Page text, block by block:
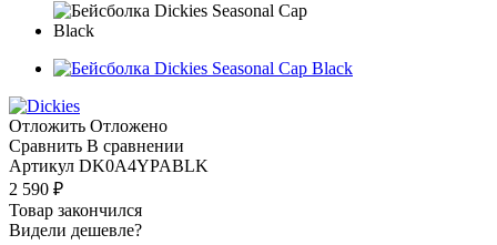
Отложить Отложено
Сравнить В сравнении
Артикул DK0A4YPABLK
2 590 ₽
Товар закончился
Видели дешевле?